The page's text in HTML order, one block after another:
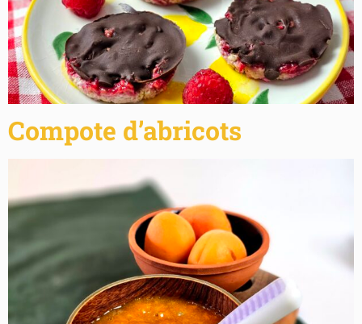
Compote d’abricots